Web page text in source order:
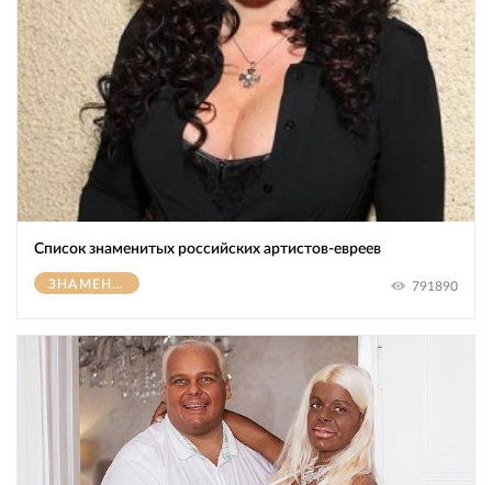
Список знаменитых российских артистов-евреев
ЗНАМЕНИТОСТИ 791890